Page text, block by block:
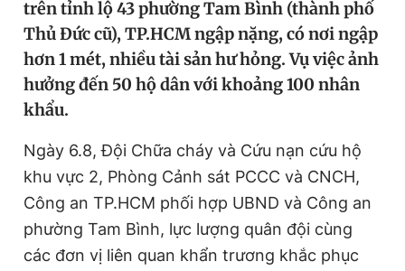
Video Magazine
Sản phẩm khác
Thông tin tòa soạn Liên hệ quảng cáo
trên tỉnh lộ 43 phường Tam Bình (thành phố
Thủ Đức cũ), TP.HCM ngập nặng, có nơi ngập
hơn 1 mét, nhiều tài sản hư hỏng. Vụ việc ảnh
hưởng đến 50 hộ dân với khoảng 100 nhân
khẩu.
Ngày 6.8, Đội Chữa cháy và Cứu nạn cứu hộ
khu vực 2, Phòng Cảnh sát PCCC và CNCH,
Công an TP.HCM phối hợp UBND và Công an
phường Tam Bình, lực lượng quân đội cùng
các đơn vị liên quan khẩn trương khắc phục